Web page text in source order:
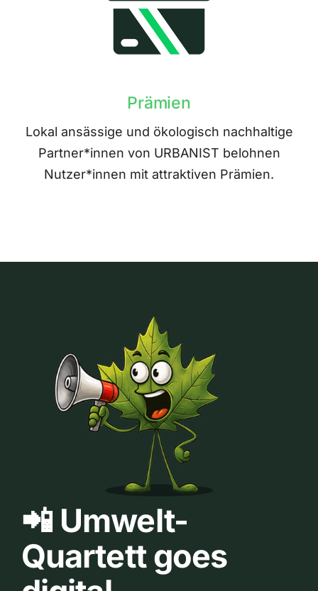
Prämien
Lokal ansässige und ökologisch nachhaltige
Partner*innen von URBANIST belohnen
Nutzer*innen mit attraktiven Prämien.
📲 Umwelt-
Quartett goes